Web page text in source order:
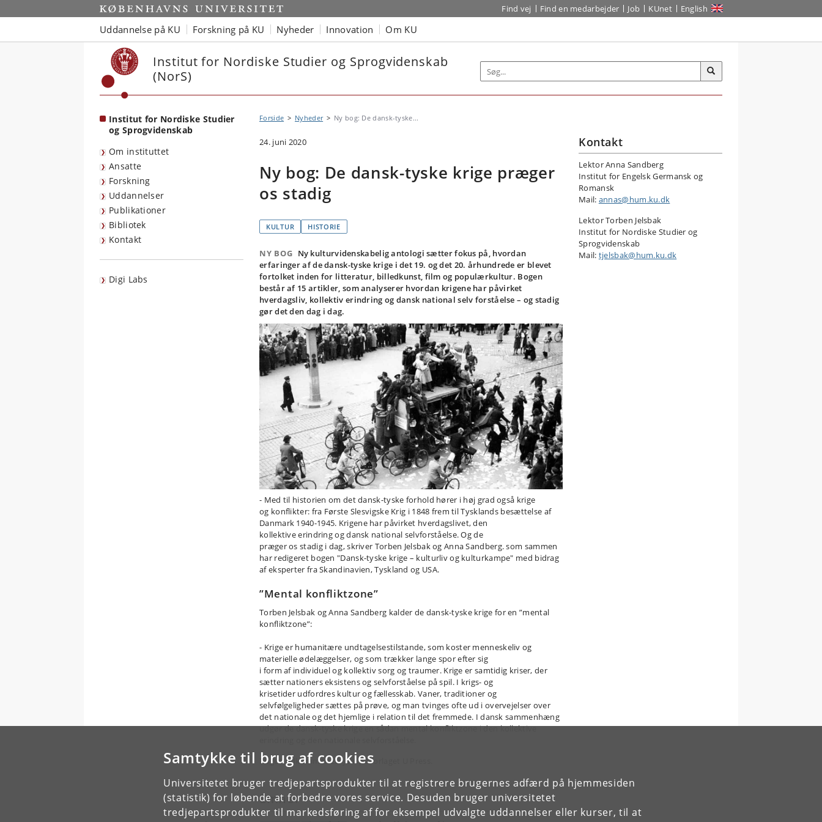
Samtykke til brug af cookies
Universitetet bruger tredjepartsprodukter til at registrere brugernes adfærd på hjemmesiden
(statistik) for løbende at forbedre vores service. Desuden bruger universitetet
tredjepartsprodukter til markedsføring af for eksempel udvalgte uddannelser eller kurser, til at
Start Find vej Find en medarbejder Job KUnet English
Uddannelse på KU Forskning på KU Nyheder Innovation Om KU
Institut for Nordiske Studier og Sprogvidenskab
(NorS)
Institut for Nordiske Studier
og Sprogvidenskab
Om instituttet
Ansatte
Forskning
Uddannelser
Publikationer
Bibliotek
Kontakt
Digi Labs
Forside Nyheder Ny bog: De dansk-tyske...
24. juni 2020
Ny bog: De dansk-tyske krige præger
os stadig
KULTUR HISTORIE
NY BOG Ny kulturvidenskabelig antologi sætter fokus på, hvordan
erfaringer af de dansk-tyske krige i det 19. og det 20. århundrede er blevet
fortolket inden for litteratur, billedkunst, film og populærkultur. Bogen
består af 15 artikler, som analyserer hvordan krigene har påvirket
hverdagsliv, kollektiv erindring og dansk national selv forståelse – og stadig
gør det den dag i dag.
- Med til historien om det dansk-tyske forhold hører i høj grad også krige
og konflikter: fra Første Slesvigske Krig i 1848 frem til Tysklands besættelse af
Danmark 1940-1945. Krigene har påvirket hverdagslivet, den
kollektive erindring og dansk national selvforståelse. Og de
præger os stadig i dag, skriver Torben Jelsbak og Anna Sandberg. som sammen
har redigeret bogen "Dansk-tyske krige – kulturliv og kulturkampe" med bidrag
af eksperter fra Skandinavien, Tyskland og USA.
”Mental konfliktzone”
Torben Jelsbak og Anna Sandberg kalder de dansk-tyske krige for en ”mental
konfliktzone”:
- Krige er humanitære undtagelsestilstande, som koster menneskeliv og
materielle ødelæggelser, og som trækker lange spor efter sig
i form af individuel og kollektiv sorg og traumer. Krige er samtidig kriser, der
sætter nationers eksistens og selvforståelse på spil. I krigs- og
krisetider udfordres kultur og fællesskab. Vaner, traditioner og
selvfølgeligheder sættes på prøve, og man tvinges ofte ud i overvejelser over
det nationale og det hjemlige i relation til det fremmede. I dansk sammenhæng
udgør de dansk-tyske krige en sådan mental konfliktzone i den kollektive
Bogen udkommer 26. juni på forlaget U Press.
Emner
Kontakt
Lektor Anna Sandberg
Institut for Engelsk Germansk og
Romansk
Mail: annas@hum.ku.dk
Lektor Torben Jelsbak
Institut for Nordiske Studier og
Sprogvidenskab
Mail: tjelsbak@hum.ku.dk